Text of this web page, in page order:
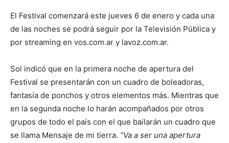
El Festival comenzará este jueves 6 de enero y cada una
de las noches se podrá seguir por la Televisión Pública y
por streaming en vos.com.ar y lavoz.com.ar.
Sol indicó que en la primera noche de apertura del
Festival se presentarán con un cuadro de boleadoras,
fantasía de ponchos y otros elementos más. Mientras que
en la segunda noche lo harán acompañados por otros
grupos de todo el país con el que bailarán un cuadro que
se llama Mensaje de mi tierra. “Va a ser una apertura